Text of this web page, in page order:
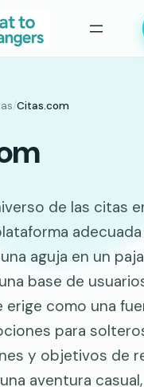
/Citas.com
de las citas
aguja en un
base de
erige como una
para
y objetivos de
aventura